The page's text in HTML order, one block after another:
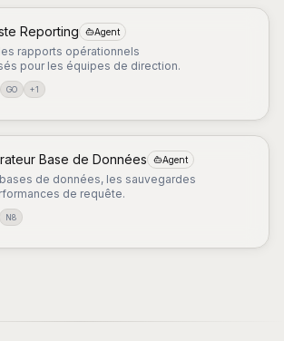
Reporting Agent
rapports opérationnels
pour les équipes de direction.
GO +1
Base de Données Agent
de données, les sauvegardes
de requête.
N8